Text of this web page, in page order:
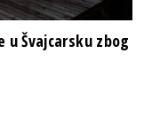
Švajcarsku zbog